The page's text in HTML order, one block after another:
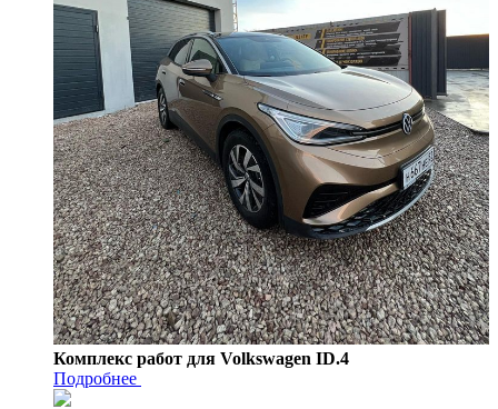
Комплекс работ для Volkswagen ID.4
Подробнее